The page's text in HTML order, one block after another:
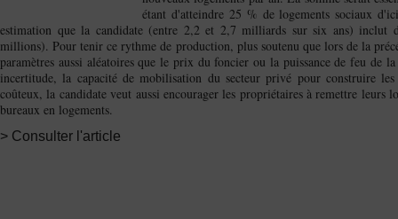
étant d'atteindre 25 % de logements sociaux
estimation que la candidate (entre 2,2 et 2,7 milliards sur six ans) inclut
millions). Pour tenir ce rythme de production, plus soutenu que lors de la
paramètres aussi aléatoires que le prix du foncier ou la puissance de feu de
incertitude, la capacité de mobilisation du secteur privé pour construire
coûteux, la candidate veut aussi encourager les propriétaires à remettre
bureaux en logements.
> Consulter l'article